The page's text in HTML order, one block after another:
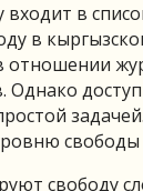
в
в
Однако
свободы
свободу